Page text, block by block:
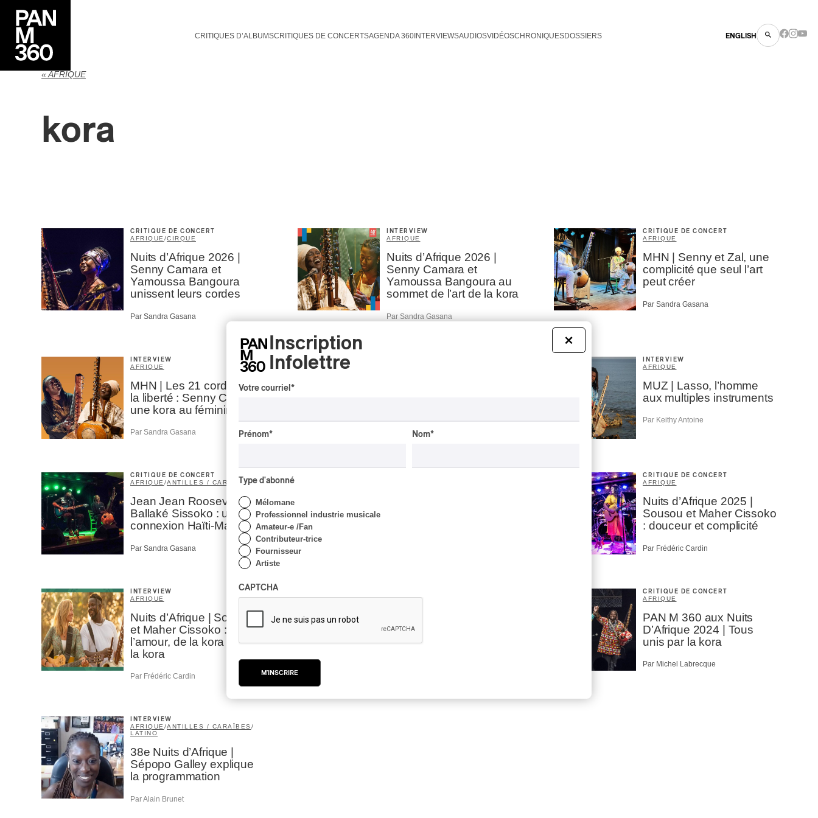
CRITIQUES D’ALBUMSCRITIQUES DE CONCERTSAGENDA 360INTERVIEWSAUDIOSVIDÉOSCHRONIQUESDOSSIERS ENGLISH
« AFRIQUE
kora
CRITIQUE DE CONCERT
AFRIQUE/CIRQUE
Nuits d’Afrique 2026 |
Senny Camara et
Yamoussa Bangoura
unissent leurs cordes
Par Sandra Gasana
INTERVIEW
AFRIQUE
Nuits d’Afrique 2026 |
Senny Camara et
Yamoussa Bangoura au
sommet de l’art de la kora
Par Sandra Gasana
CRITIQUE DE CONCERT
AFRIQUE
MHN | Senny et Zal, une
complicité que seul l’art
peut créer
Par Sandra Gasana
INTERVIEW
AFRIQUE
MHN | Les 21 cordes de
la liberté : Senny Camara,
une kora au féminin
Par Sandra Gasana
Par Sandra Gasana
INTERVIEW
AFRIQUE
MUZ | Lasso, l’homme
aux multiples instruments
Par Keithy Antoine
CRITIQUE DE CONCERT
AFRIQUE /ANTILLES / CARAÏBES
Jean Jean Roosevelt et
Ballaké Sissoko : une
connexion Haïti-Mali
Par Sandra Gasana
CRITIQUE DE CONCERT
AFRIQUE
Nuits d’Afrique 2025 |
Sousou et Maher Cissoko
: douceur et complicité
Par Frédéric Cardin
INTERVIEW
AFRIQUE
Nuits d’Afrique | Sousou
et Maher Cissoko :
l’amour, de la kora et par
la kora
Par Frédéric Cardin
AFRIQUE
Noirs | Madou Sidiki
Diabaté rend hommage à
CRITIQUE DE CONCERT
AFRIQUE
PAN M 360 aux Nuits
D’Afrique 2024 | Tous
unis par la kora
Par Michel Labrecque
INTERVIEW
AFRIQUE /ANTILLES / CARAÏBES /
LATINO
38e Nuits d’Afrique |
Sépopo Galley explique
la programmation
Par Alain Brunet
×
Inscription
Infolettre
Votre courriel *
Prénom* Nom*
Type d'abonné
Mélomane
Professionnel industrie musicale
Amateur-e /Fan
Contributeur-trice
Fournisseur
Artiste
CAPTCHA
M'INSCRIRE